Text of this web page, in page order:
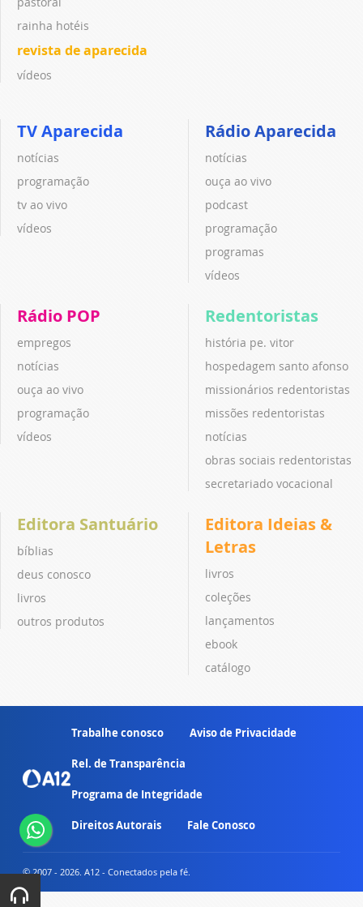
rainha hotéis
revista de aparecida
vídeos
TV Aparecida
notícias
programação
tv ao vivo
vídeos
Rádio Aparecida
notícias
ouça ao vivo
podcast
programação
programas
vídeos
Rádio POP
empregos
notícias
ouça ao vivo
programação
vídeos
Redentoristas
história pe. vitor
hospedagem santo afonso
missionários redentoristas
missões redentoristas
notícias
obras sociais redentoristas
secretariado vocacional
Editora Santuário
bíblias
deus conosco
livros
outros produtos
Editora Ideias &
Letras
livros
coleções
lançamentos
ebook
catálogo
Trabalhe conosco Aviso de Privacidade
Rel. de Transparência
Programa de Integridade
Direitos Autorais Fale Conosco
© 2007 - 2026. A12 - Conectados pela fé.